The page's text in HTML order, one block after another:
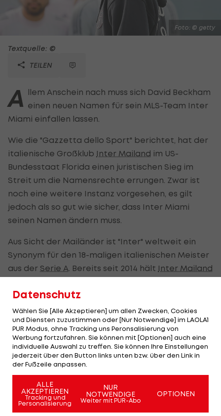
Foto: © getty
Textquelle: ©
TEILEN
A llem Anschein nach muss sich David Beckham
einen neuen Namen für sein MLS-Team Inter
Miami einfallen lassen.
Wie die "Gazzetta dello Sport" berichtet, hat der
italienische Großklub Inter Mailand im US-
Bundesstaat Florida einen juristischen Sieg im
Streit um die Namensrechte errungen. Zwar ist
noch eine weitere Instanz vorgesehen, es gilt
jedoch als so gut wie sicher, dass Inter Miami
seinen Namen ändern muss.
Aus Sicht der Mailänder ist "Inter" weltweit ein
Synonym für den 18-maligen italienischen Meister
aus der Serie A . Bereits seit 2014 hält Inter Mailand
amerikanischen Markt. Miami argumentiert
jedoch, dass viele Klubs den Namenszusatz
bereits verwenden. Selbst in den USA gebe es
Vereine wie Inter Nashville oder Inter Atlanta, bei
welchen es sich allerdings um Amateur-Vereine
handelt.
Inter Miami, ein von einer Investorengruppe um
den ehemaligen Profi-Fußballer David Beckham
gegründeter Klub, trat im vergangenen Jahr
Datenschutz
Wählen Sie [Alle Akzeptieren] um allen Zwecken, Cookies
und Diensten zuzustimmen oder [Nur Notwendige] im LAOLA1
PUR Modus, ohne Tracking uns Peronsalisierung von
Werbung fortzufahren. Sie können mit [Optionen] auch eine
individuelle Auswahl zu treffen. Sie können Ihre Einstellungen
jederzeit über den Button links unten bzw. über den Link in
der Fußzeile anpassen.
ALLE
AKZEPTIEREN
Tracking und
Personalisierung
NUR
NOTWENDIGE
Weiter mit PUR-Abo
OPTIONEN